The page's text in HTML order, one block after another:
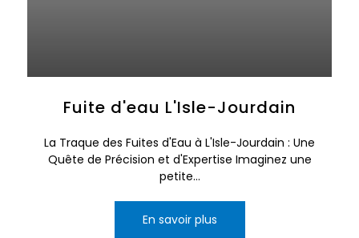
Fuite d'eau L'Isle-Jourdain
La Traque des Fuites d'Eau à L'Isle-Jourdain : Une
Quête de Précision et d'Expertise Imaginez une
petite...
En savoir plus